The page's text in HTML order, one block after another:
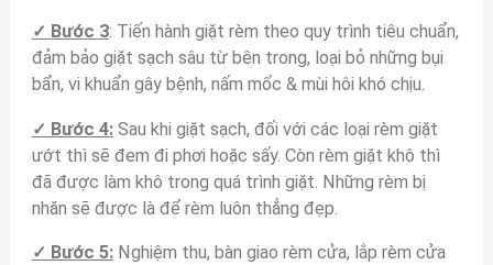
✓ Bước 3: Tiến hành giặt rèm theo quy trình tiêu chuẩn,
đảm bảo giặt sạch sâu từ bên trong, loại bỏ những bụi
bẩn, vi khuẩn gây bệnh, nấm mốc & mùi hôi khó chịu.
✓ Bước 4:Sau khi giặt sạch, đối với các loại rèm giặt
ướt thì sẽ đem đi phơi hoặc sấy. Còn rèm giặt khô thì
đã được làm khô trong quá trình giặt. Những rèm bị
nhăn sẽ được là để rèm luôn thẳng đẹp.
✓ Bước 5:Nghiệm thu, bàn giao rèm cửa, lắp rèm cửa